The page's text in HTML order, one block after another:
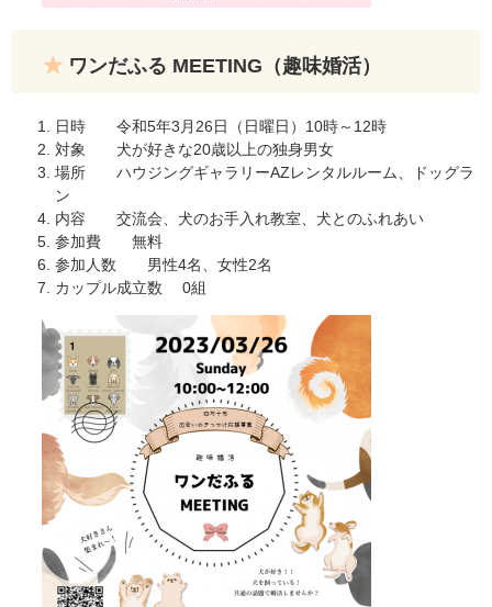
ワンだふる MEETING（趣味婚活）
日時 令和5年3月26日（日曜日）10時～12時
対象 犬が好きな20歳以上の独身男女
場所 ハウジングギャラリーAZレンタルルーム、ドッグラ
ン
内容 交流会、犬のお手入れ教室、犬とのふれあい
参加費 無料
参加人数 男性4名、女性2名
カップル成立数 0組